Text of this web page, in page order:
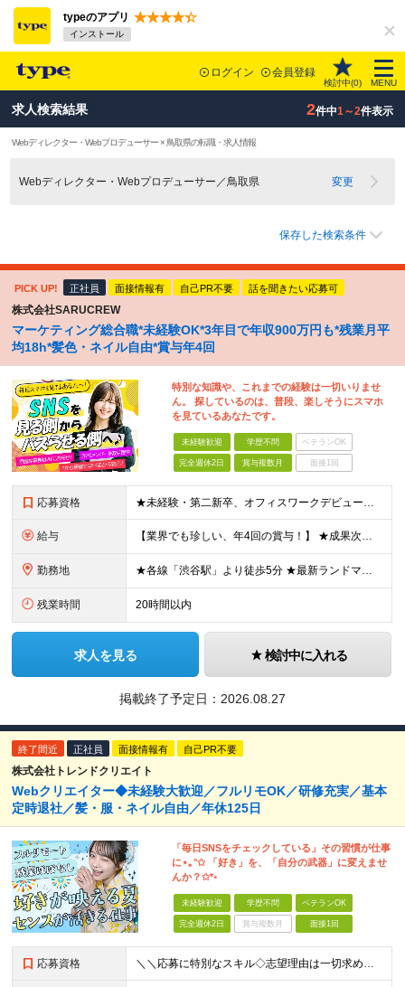
typeのアプリ
インストール
ログイン 会員登録
検討中(0) MENU
求人検索結果 2件中1～2件表示
Webディレクター・Webプロデューサー × 鳥取県の転職・求人情報
Webディレクター・Webプロデューサー／鳥取県 変更
保存した検索条件
PICK UP! 正社員 面接情報有 自己PR不要 話を聞きたい応募可
株式会社SARUCREW
マーケティング総合職*未経験OK*3年目で年収900万円も*残業月平
均18h*髪色・ネイル自由*賞与年4回
特別な知識や、これまでの経験は一切いりませ
ん。 探しているのは、普段、楽しそうにスマホ
を見ているあなたです。
未経験歓迎 学歴不問 ベテランOK
完全週休2日 賞与複数月 面接1回
応募資格 ★未経験・第二新卒、オフィスワークデビュー大歓迎 ★平均年齢は28.6歳！ ★20代の若手メンバーが中心になって活躍している職場です！ ●学歴不問 ※35歳以下の方（若年層の長期キャリア形成） ★こ
給与 【業界でも珍しい、年4回の賞与！】 ★成果次第でスピード昇給可 →20代で年収700万〜900万超も！ ■未経験：月給26〜30万円＋賞与年4回（業績による）＋各種手当 ※経験・スキルを考慮して決定
勤務地 ★各線「渋谷駅」より徒歩5分 ★最新ランドマークオフィスです！ ★転勤はありません 【本社】 東京都渋谷区道玄坂2-25-12 道玄坂通 dogenzaka-dori 5階 ※(変更の範囲)上記を除
残業時間 20時間以内
求人を見る 検討中に入れる
掲載終了予定日： 2026.08.27
終了間近 正社員 面接情報有 自己PR不要
株式会社トレンドクリエイト
Webクリエイター◆未経験大歓迎／フルリモOK／研修充実／基本
定時退社／髪・服・ネイル自由／年休125日
「毎日SNSをチェックしている」その習慣が仕事
に⋆｡°✩ 「好き」を、「自分の武器」に変えませ
んか？✩*॰
未経験歓迎 学歴不問 ベテランOK
完全週休2日 賞与複数月 面接1回
応募資格 ＼＼応募に特別なスキル◇志望理由は一切求めません！／／ 学歴不問◇職種・業種未経験歓迎◇面接は1回のみ！ ☆10名以上の仲間を大募集！ 未経験・第二新卒・はじめての正社員も大歓迎！ 「SNSが好き